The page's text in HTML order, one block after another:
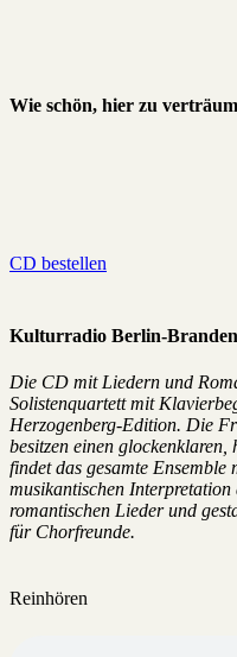
Wie schön, hier zu
CD bestellen
Kulturradio Berlin-
Die CD mit Liedern und
Solistenquartett mit
Herzogenberg-Edition. Die
besitzen einen
findet das gesamte Ensemble
musikantischen
romantischen Lieder und
für Chorfreunde.
Reinhören